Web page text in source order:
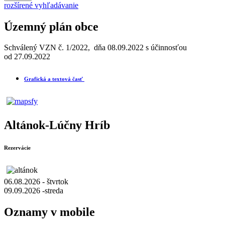
rozšírené vyhľadávanie
Územný plán obce
Schválený VZN č. 1/2022, dňa 08.09.2022 s účinnosťou
od 27.09.2022
Grafická a textová časť
Altánok-Lúčny Hríb
Rezervácie
06.08.2026 - štvrtok
09.09.2026 -streda
Oznamy v mobile